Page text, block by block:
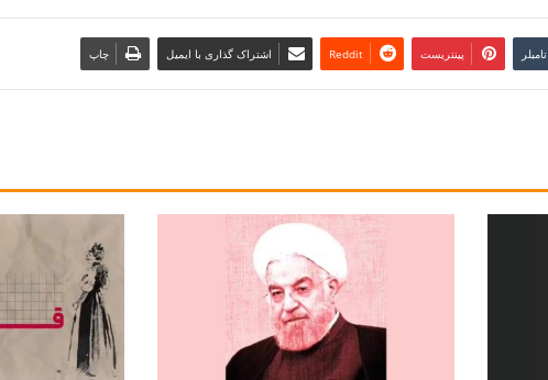
تامبلر پینتریست Reddit اشتراک گذاری با ایمیل چاپ